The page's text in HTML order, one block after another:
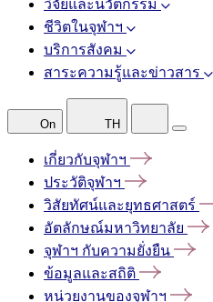
วิจัยและนวัตกรรม
ชีวิตในจุฬาฯ
บริการสังคม
สาระความรู้และข่าวสาร
On TH
เกี่ยวกับจุฬาฯ
ประวัติจุฬาฯ
วิสัยทัศน์และยุทธศาสตร์
อัตลักษณ์มหาวิทยาลัย
จุฬาฯ กับความยั่งยืน
ข้อมูลและสถิติ
หน่วยงานของจุฬาฯ